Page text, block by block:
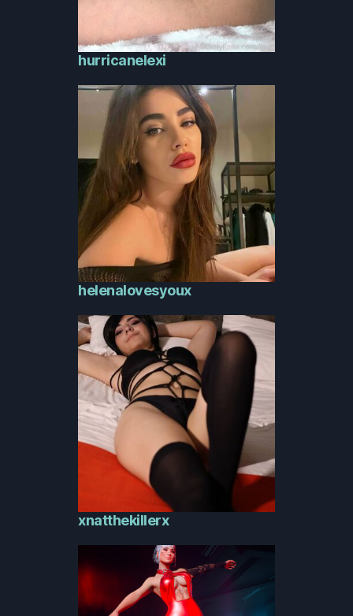
hurricanelexi
helenalovesyoux
xnatthekillerx